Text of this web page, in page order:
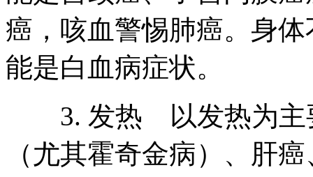
癌，咳血警惕肺癌。身
能是白血病症状。
3. 发热 以发热为主
（尤其霍奇金病）、肝